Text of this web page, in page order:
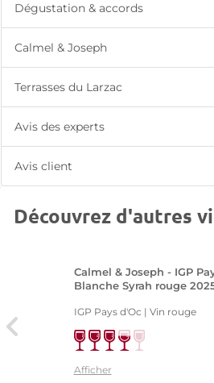
Dégustation & accords
Calmel & Joseph
Terrasses du Larzac
Avis des experts
Avis client
Découvrez d'autres
Calmel & Joseph - IGP
Blanche Syrah rouge
IGP Pays d'Oc | Vin rouge
Afficher